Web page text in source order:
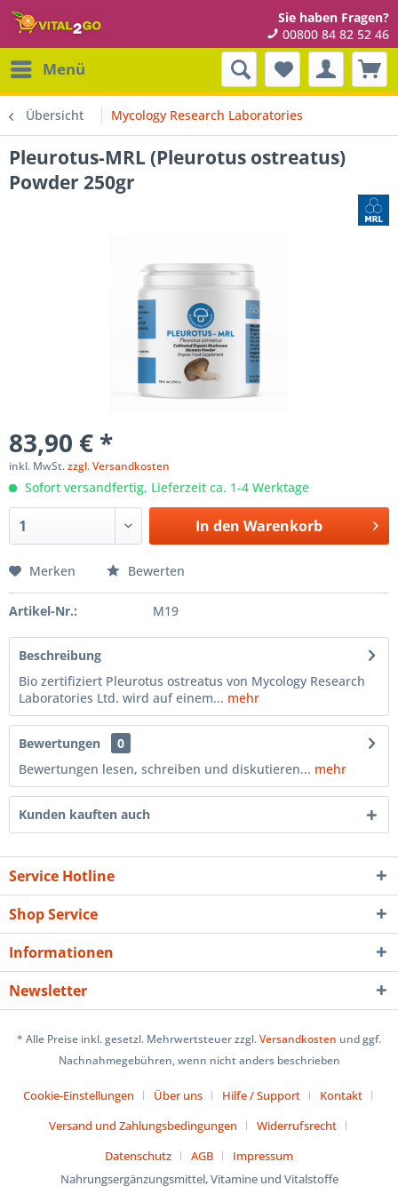
Sie haben Fragen?
00800 84 82 52 46
Menü
Übersicht Mycology Research Laboratories
Pleurotus-MRL (Pleurotus ostreatus)
Powder 250gr
83,90 € *
inkl. MwSt.zzgl. Versandkosten
Sofort versandfertig, Lieferzeit ca. 1-4 Werktage
In den Warenkorb
Merken Bewerten
Artikel-Nr.: M19
Beschreibung
Bio zertifiziert Pleurotus ostreatus von Mycology Research
Laboratories Ltd. wird auf einem... mehr
Bewertungen
0
Bewertungen lesen, schreiben und diskutieren... mehr
Kunden kauften auch
Service Hotline
Shop Service
Informationen
Newsletter
* Alle Preise inkl. gesetzl. Mehrwertsteuer zzgl.Versandkosten und ggf.
Nachnahmegebühren, wenn nicht anders beschrieben
Cookie-Einstellungen Über uns Hilfe / Support
Kontakt
Versand und Zahlungsbedingungen
Widerrufsrecht
Datenschutz
AGB
Impressum
Nahrungsergänzungsmittel, Vitamine und Vitalstoffe